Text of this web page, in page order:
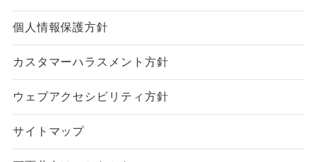
個人情報保護方針
カスタマーハラスメント方針
ウェブアクセシビリティ方針
サイトマップ